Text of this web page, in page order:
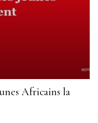
Africains la